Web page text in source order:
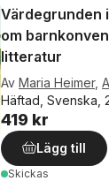
Värdegrunden
om
litteratur
Av Maria Heimer,
Häftad, Svenska,
419 kr
Lägg till
Skickas